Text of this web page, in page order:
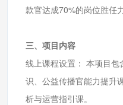
款官达成70%的岗位胜任力
三、项目内容
线上课程设置： 本项目包
识、公益传播官能力提升
析与运营指引课。